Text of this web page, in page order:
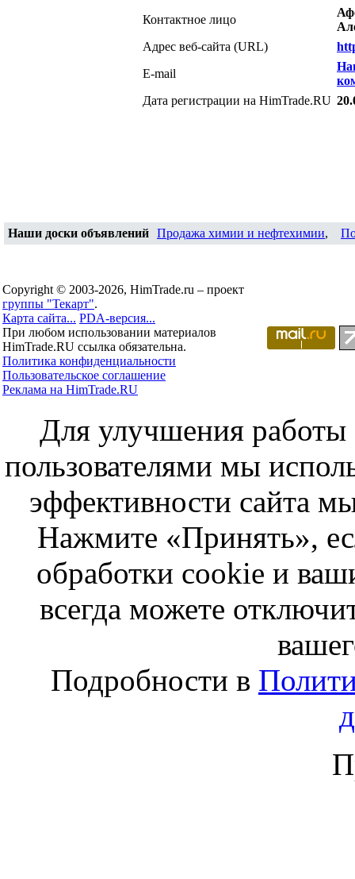
Контактное лицо
Адрес веб-сайта (URL)
E-mail
Дата регистрации на HimTrade.RU
Наши доски объявлений Продажа химии и нефтехимии,
Copyright © 2003-2026, HimTrade.ru – проект
группы "Текарт".
Карта сайта... PDA-версия...
При любом использовании материалов
HimTrade.RU ссылка обязательна.
Политика конфиденциальности
Пользовательское соглашение
Реклама на HimTrade.RU
Для улучшения работы
пользователями мы
эффективности сайта
Нажмите «Принять»,
обработки cookie и
всегда можете
Подробности в